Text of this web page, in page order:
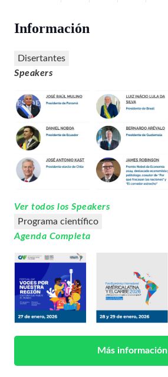
Información
Disertantes
Speakers
Ver todos losSpeakers
Programa científico
Agenda Completa
Más información